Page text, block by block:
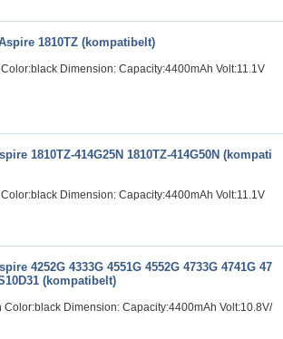
1810TZ (kompatibelt)
Dimension: Capacity:4400mAh Volt:11.1V
1810TZ-414G25N 1810TZ-414G50N (kompati
Dimension: Capacity:4400mAh Volt:11.1V
4252G 4333G 4551G 4552G 4733G 4741G 47
(kompatibelt)
Color:black Dimension: Capacity:4400mAh Volt:10.8V/